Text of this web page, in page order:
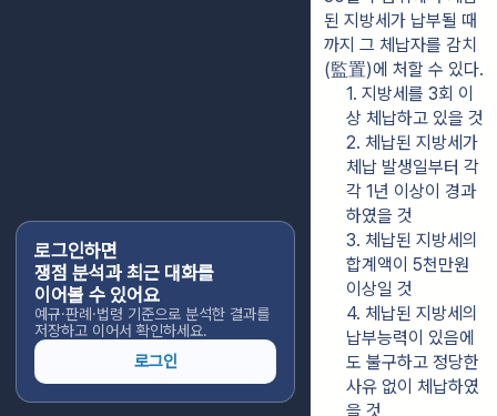
로그인하면
쟁점 분석과 최근 대화를
이어볼 수 있어요
예규·판례·법령 기준으로 분석한 결과를
저장하고 이어서 확인하세요.
로그인
된 지방세가 납부될 때
까지 그 체납자를 감치
(監置)에 처할 수 있다.
1. 지방세를 3회 이
상 체납하고 있을 것
2. 체납된 지방세가
체납 발생일부터 각
각 1년 이상이 경과
하였을 것
3. 체납된 지방세의
합계액이 5천만원
이상일 것
4. 체납된 지방세의
납부능력이 있음에
도 불구하고 정당한
사유 없이 체납하였
을 것